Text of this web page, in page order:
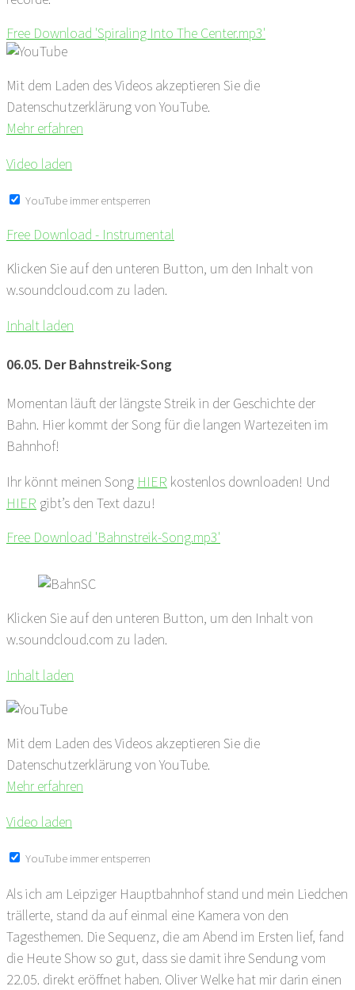
Free Download 'Spiraling Into The Center.mp3'
Mit dem Laden des Videos akzeptieren Sie die
Datenschutzerklärung von YouTube.
Mehr erfahren
Video laden
YouTube immer entsperren
Free Download - Instrumental
Klicken Sie auf den unteren Button, um den Inhalt von
w.soundcloud.com zu laden.
Inhalt laden
06.05. Der Bahnstreik-Song
Momentan läuft der längste Streik in der Geschichte der
Bahn. Hier kommt der Song für die langen Wartezeiten im
Bahnhof!
Ihr könnt meinen Song HIER kostenlos downloaden! Und
HIER gibt’s den Text dazu!
Free Download 'Bahnstreik-Song.mp3'
Klicken Sie auf den unteren Button, um den Inhalt von
w.soundcloud.com zu laden.
Inhalt laden
Mit dem Laden des Videos akzeptieren Sie die
Datenschutzerklärung von YouTube.
Mehr erfahren
Video laden
YouTube immer entsperren
Als ich am Leipziger Hauptbahnhof stand und mein Liedchen
trällerte, stand da auf einmal eine Kamera von den
Tagesthemen. Die Sequenz, die am Abend im Ersten lief, fand
die Heute Show so gut, dass sie damit ihre Sendung vom
22.05. direkt eröffnet haben. Oliver Welke hat mir darin einen